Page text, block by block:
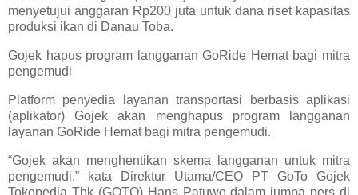
menyetujui anggaran Rp200 juta untuk dana riset kapasitas
produksi ikan di Danau Toba.
Gojek hapus program langganan GoRide Hemat bagi mitra
pengemudi
Platform penyedia layanan transportasi berbasis aplikasi
(aplikator) Gojek akan menghapus program langganan
layanan GoRide Hemat bagi mitra pengemudi.
“Gojek akan menghentikan skema langganan untuk mitra
pengemudi,” kata Direktur Utama/CEO PT GoTo Gojek
Tokopedia Tbk (GOTO) Hans Patuwo dalam jumpa pers di